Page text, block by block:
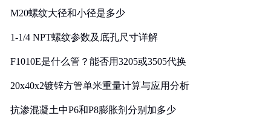
M20螺纹大径和小径是多少
1-1/4 NPT螺纹参数及底孔尺寸详解
F1010E是什么管？能否用3205或3505代换
20x40x2镀锌方管单米重量计算与应用分析
抗渗混凝土中P6和P8膨胀剂分别加多少